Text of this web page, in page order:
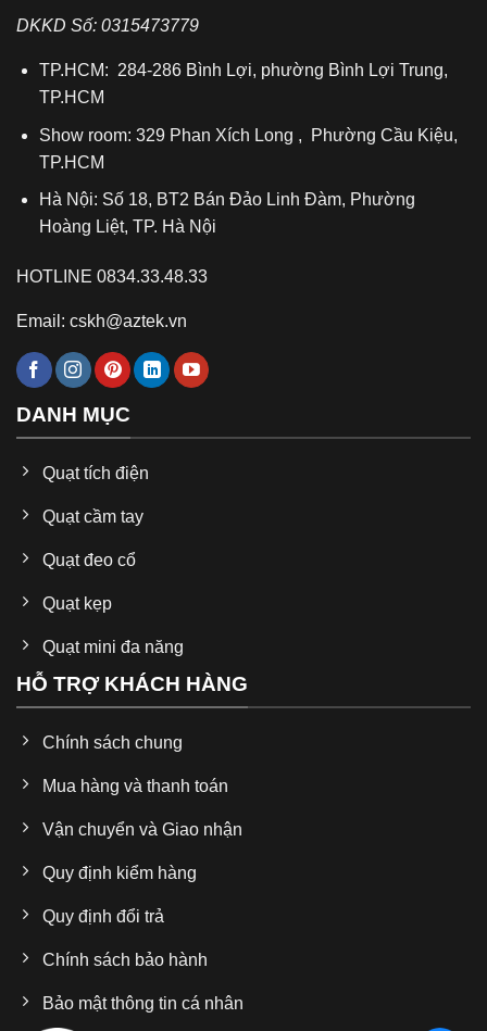
DKKD Số: 0315473779
TP.HCM: 284-286 Bình Lợi, phường Bình Lợi Trung,
TP.HCM
Show room: 329 Phan Xích Long , Phường Cầu Kiệu,
TP.HCM
Hà Nội: Số 18, BT2 Bán Đảo Linh Đàm, Phường
Hoàng Liệt, TP. Hà Nội
HOTLINE 0834.33.48.33
Email: cskh@aztek.vn
DANH MỤC
Quạt tích điện
Quạt cầm tay
Quạt đeo cổ
Quạt kẹp
Quạt mini đa năng
HỖ TRỢ KHÁCH HÀNG
Chính sách chung
Mua hàng và thanh toán
Vận chuyển và Giao nhận
Quy định kiểm hàng
Quy định đổi trả
Chính sách bảo hành
Bảo mật thông tin cá nhân